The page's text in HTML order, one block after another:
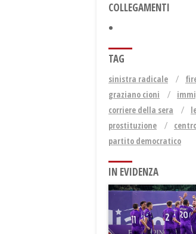
COLLEGAMENTI
TAG
sinistra radicale
graziano cioni
corriere della sera
prostituzione
partito democratico
IN EVIDENZA